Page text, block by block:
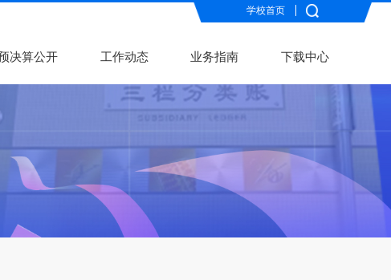
学校首页
决算公开 工作动态 业务指南 下载中心